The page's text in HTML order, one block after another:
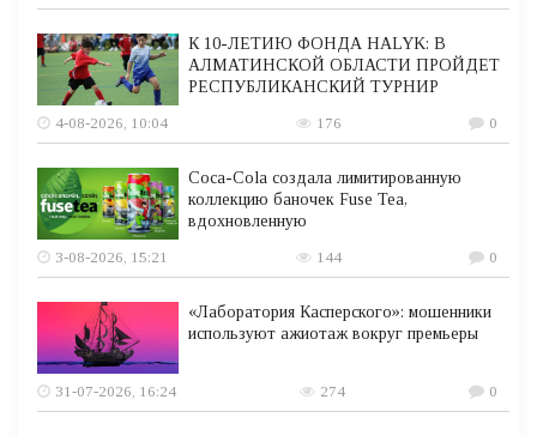
К 10-ЛЕТИЮ ФОНДА HALYK: В
АЛМАТИНСКОЙ ОБЛАСТИ ПРОЙДЕТ
РЕСПУБЛИКАНСКИЙ ТУРНИР
4-08-2026, 10:04
176 0
Coca-Cola создала лимитированную
коллекцию баночек Fuse Tea,
вдохновленную
3-08-2026, 15:21
144 0
«Лаборатория Касперского»: мошенники
используют ажиотаж вокруг премьеры
31-07-2026, 16:24 274 0